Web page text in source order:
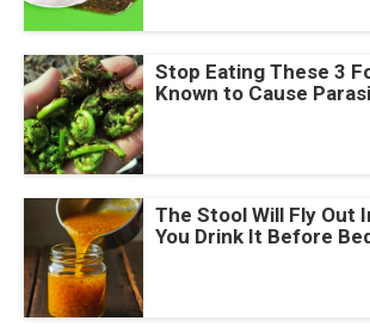
Stop Eating These 3
Known to Cause
The Stool Will Fly Out
You Drink It Before